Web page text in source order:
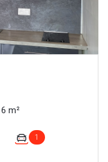
Studio 1 pièce(s) 16 m²
1